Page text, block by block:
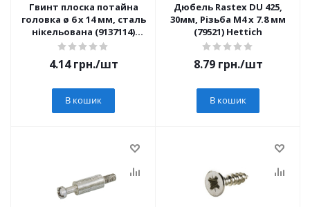
Гвинт плоска потайна
головка ø 6 x 14 мм, сталь
нікельована (9137114)
Hettich
4.14грн./шт
В кошик
Дюбель Rastex DU 425,
30мм, Різьба M4 x 7.8 мм
(79521) Hettich
8.79грн./шт
В кошик